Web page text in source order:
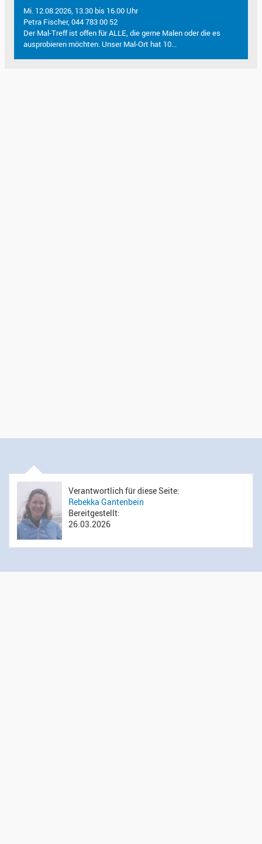
Mi. 12.08.2026, 13.30 bis 16.00 Uhr
Petra Fischer, 044 783 00 52
Der Mal-Treff ist offen für ALLE, die gerne Malen oder die es
ausprobieren möchten. Unser Mal-Ort hat 10...
Verantwortlich für diese Seite:
Rebekka Gantenbein
Bereitgestellt:
26.03.2026